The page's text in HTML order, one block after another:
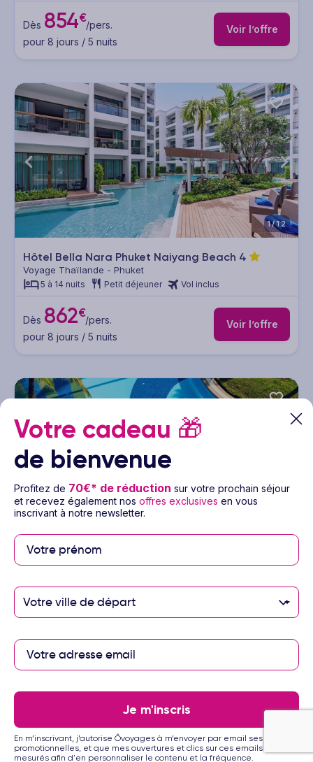
Dès 854€/pers.
pour 8 jours / 5 nuits
Voir l’offre
1/12
Hôtel Bella Nara Phuket Naiyang Beach 4
Voyage Thaïlande - Phuket
5 à 14 nuits Petit déjeuner Vol inclus
Dès 862€/pers.
pour 8 jours / 5 nuits
Voir l’offre
Hôtel Krabi Maritime Resort
Voyage Thaïlande - Krabi
Dès 864€/pers.
Voir l’offre
Votre cadeau 🎁
de bienvenue
Profitez de 70€* de réduction sur votre prochain séjour
et recevez également nos offres exclusives en vous
inscrivant à notre newsletter.
Votre ville de départ
Je m'inscris
En m’inscrivant, j’autorise Ôvoyages à m’envoyer par email ses offres
promotionnelles, et que mes ouvertures et clics sur ces emails soient
mesurés afin d'en personnaliser le contenu et la fréquence.